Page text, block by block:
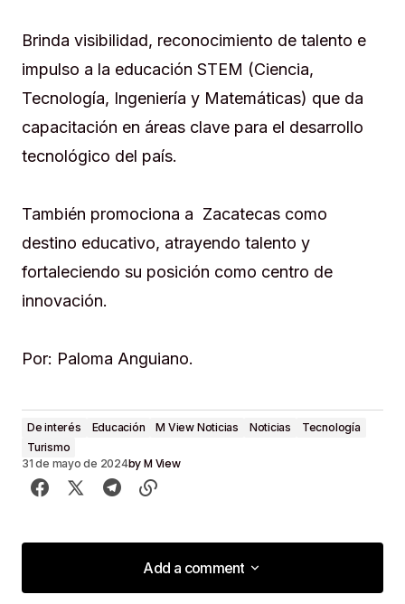
Brinda visibilidad, reconocimiento de talento e
impulso a la educación STEM (Ciencia,
Tecnología, Ingeniería y Matemáticas) que da
capacitación en áreas clave para el desarrollo
tecnológico del país.
También promociona a Zacatecas como
destino educativo, atrayendo talento y
fortaleciendo su posición como centro de
innovación.
Por: Paloma Anguiano.
De interés Educación M View Noticias Noticias
Tecnología
Turismo
31 de mayo de 2024byM View
Add a comment
Add a comment